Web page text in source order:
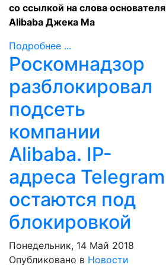
со ссылкой на слова основателя
Alibaba Джека Ма
Подробнее ...
Роскомнадзор
разблокировал
подсеть
компании
Alibaba. IP-
адреса Telegram
остаются под
блокировкой
Понедельник, 14 Май 2018
Опубликовано в Новости